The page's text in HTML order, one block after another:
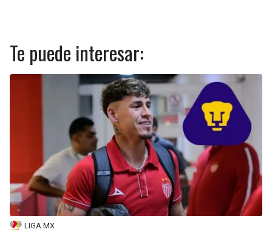
Te puede interesar:
LIGA MX